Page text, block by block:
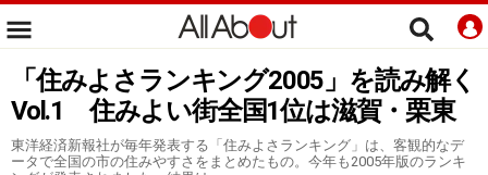
「住みよさランキング2005」を読み解く
Vol.1 住みよい街全国1位は滋賀・栗東
東洋経済新報社が毎年発表する「住みよさランキング」は、客観的なデ
ータで全国の市の住みやすさをまとめたもの。今年も2005年版のランキ